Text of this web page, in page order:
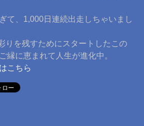
て、1,000日連続出走しちゃいまし
りを残すためにスタートしたこの
縁に恵まれて人生が進化中。
こちら